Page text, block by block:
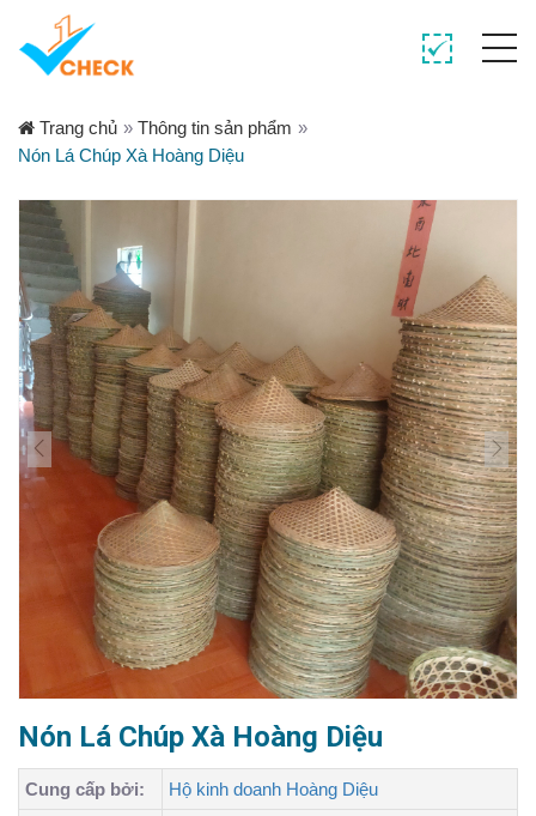
Trang chủ » Thông tin sản phẩm »
Nón Lá Chúp Xà Hoàng Diệu
Nón Lá Chúp Xà Hoàng Diệu
Cung cấp bởi:
Hộ kinh doanh Hoàng Diệu